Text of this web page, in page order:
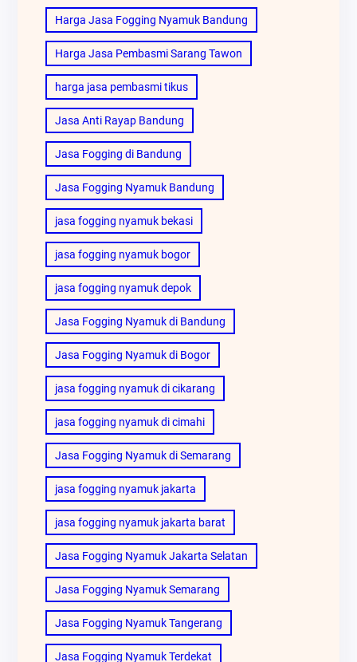
Harga Jasa Fogging Nyamuk Bandung
Harga Jasa Pembasmi Sarang Tawon
harga jasa pembasmi tikus
Jasa Anti Rayap Bandung
Jasa Fogging di Bandung
Jasa Fogging Nyamuk Bandung
jasa fogging nyamuk bekasi
jasa fogging nyamuk bogor
jasa fogging nyamuk depok
Jasa Fogging Nyamuk di Bandung
Jasa Fogging Nyamuk di Bogor
jasa fogging nyamuk di cikarang
jasa fogging nyamuk di cimahi
Jasa Fogging Nyamuk di Semarang
jasa fogging nyamuk jakarta
jasa fogging nyamuk jakarta barat
Jasa Fogging Nyamuk Jakarta Selatan
Jasa Fogging Nyamuk Semarang
Jasa Fogging Nyamuk Tangerang
Jasa Fogging Nyamuk Terdekat